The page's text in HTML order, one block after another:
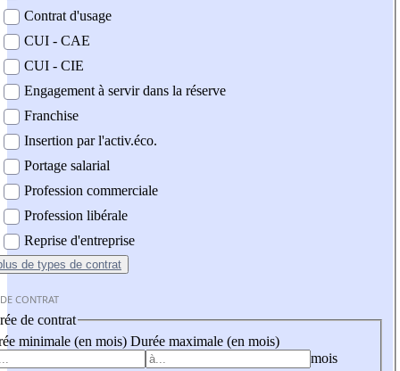
Contrat d'usage
CUI - CAE
CUI - CIE
Engagement à servir dans la réserve
Franchise
Insertion par l'activ.éco.
Portage salarial
Profession commerciale
Profession libérale
Reprise d'entreprise
de types de contrat
CONTRAT
de contrat
minimale (en mois) Durée maximale (en mois)
mois